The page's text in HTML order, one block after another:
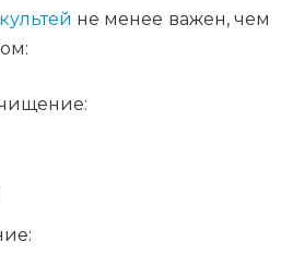
не менее важен, чем